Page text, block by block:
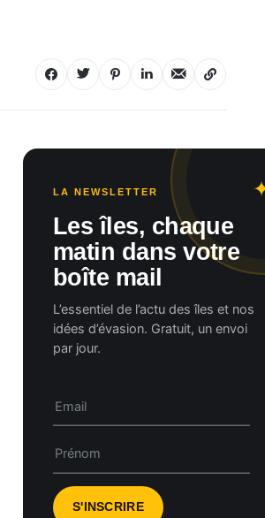
LA NEWSLETTER
Les îles, chaque
matin dans votre
boîte mail
L’essentiel de l’actu des îles et nos
idées d’évasion. Gratuit, un envoi
par jour.